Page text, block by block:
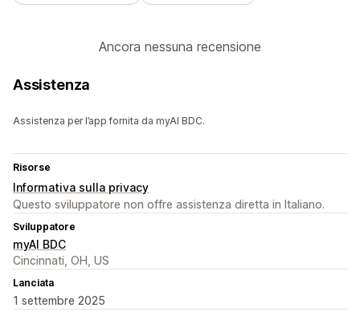
Ancora nessuna recensione
Assistenza
Assistenza per l’app fornita da myAI BDC.
Risorse
Informativa sulla privacy
Questo sviluppatore non offre assistenza diretta in Italiano.
Sviluppatore
myAI BDC
Cincinnati, OH, US
Lanciata
1 settembre 2025